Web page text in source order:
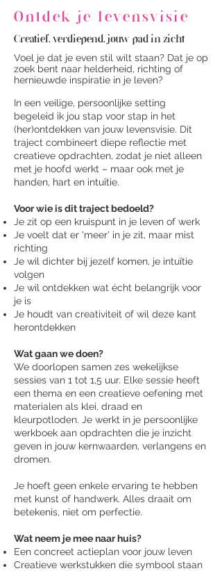
Ontdek je levensvisie
Creatief, verdiepend, jouw pad in zicht
​Voel je dat je even stil wilt staan? Dat je op
zoek bent naar helderheid, richting of
hernieuwde inspiratie in je leven?
In een veilige, persoonlijke setting
begeleid ik jou stap voor stap in het
(her)ontdekken van jouw levensvisie. Dit
traject combineert diepe reflectie met
creatieve opdrachten, zodat je niet alleen
met je hoofd werkt – maar ook met je
handen, hart en intuïtie.
Voor wie is dit traject bedoeld?
Je zit op een kruispunt in je leven of werk
Je voelt dat er 'meer' in je zit, maar mist
richting
Je wil dichter bij jezelf komen, je intuïtie
volgen
Je wil ontdekken wat écht belangrijk voor
je is
Je houdt van creativiteit of wil deze kant
herontdekken
Wat gaan we doen?
We doorlopen samen zes wekelijkse
sessies van 1 tot 1,5 uur. Elke sessie heeft
een thema en een creatieve oefening met
materialen als klei, draad en
kleurpotloden. Je werkt in je persoonlijke
werkboek aan opdrachten die je inzicht
geven in jouw kernwaarden, verlangens en
dromen.
Je hoeft geen enkele ervaring te hebben
met kunst of handwerk. Alles draait om
betekenis, niet om perfectie.
Wat neem je mee naar huis?
Een concreet actieplan voor jouw leven
Creatieve werkstukken die symbool staan